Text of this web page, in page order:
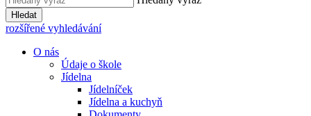
Hledat
rozšířené vyhledávání
O nás
Údaje o škole
Jídelna
Jídelníček
Jídelna a kuchyň